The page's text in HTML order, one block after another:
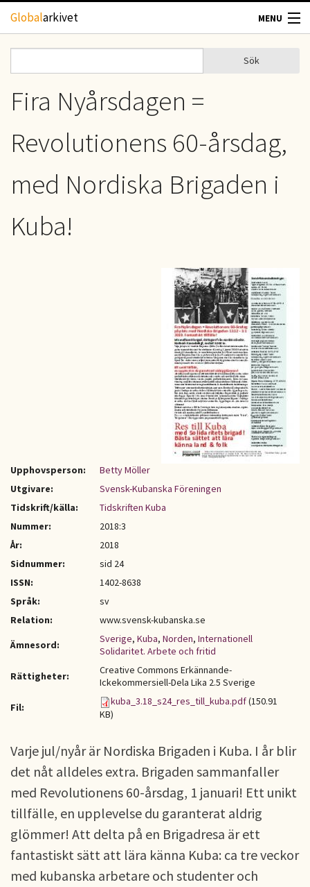
Hoppa till huvudinnehåll
Globalarkivet MENU
TIDSKRIFTER
KONTAKT
Sökformulär
Sök
Fira Nyårsdagen =
Revolutionens 60-årsdag,
med Nordiska Brigaden i
Kuba!
Upphovsperson:
Betty Möller
Utgivare:
Svensk-Kubanska Föreningen
Tidskrift/källa:
Tidskriften Kuba
Nummer:
2018:3
År:
2018
Sidnummer:
sid 24
ISSN:
1402-8638
Språk:
sv
Relation:
www.svensk-kubanska.se
Ämnesord:
Sverige, Kuba, Norden, Internationell
Solidaritet. Arbete och fritid
Rättigheter:
Creative Commons Erkännande-
Ickekommersiell-Dela Lika 2.5 Sverige
Fil:
kuba_3.18_s24_res_till_kuba.pdf(150.91
KB)
Varje jul/nyår är Nordiska Brigaden i Kuba. I år blir
det nåt alldeles extra. Brigaden sammanfaller
med Revolutionens 60-årsdag, 1 januari! Ett unikt
tillfälle, en upplevelse du garanterat aldrig
glömmer! Att delta på en Brigadresa är ett
fantastiskt sätt att lära känna Kuba: ca tre veckor
med kubanska arbetare och studenter och